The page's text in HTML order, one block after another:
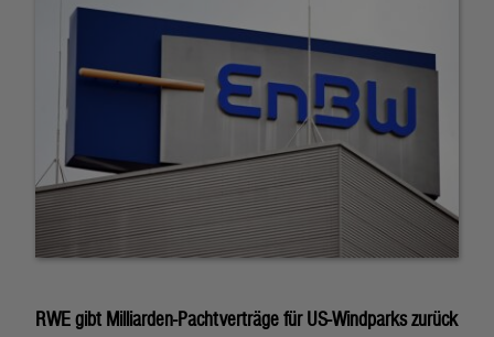
RWE gibt Milliarden-Pachtverträge für US-Windparks zurück